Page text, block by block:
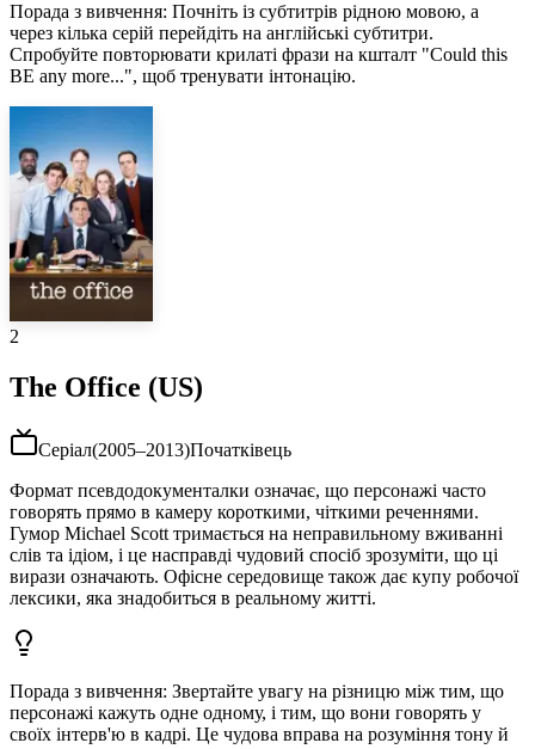
Порада з вивчення: Почніть із субтитрів рідною мовою, а
через кілька серій перейдіть на англійські субтитри.
Спробуйте повторювати крилаті фрази на кшталт "Could this
BE any more...", щоб тренувати інтонацію.
2
The Office (US)
Серіал(2005–2013)Початківець
Формат псевдодокументалки означає, що персонажі часто
говорять прямо в камеру короткими, чіткими реченнями.
Гумор Michael Scott тримається на неправильному вживанні
слів та ідіом, і це насправді чудовий спосіб зрозуміти, що ці
вирази означають. Офісне середовище також дає купу робочої
лексики, яка знадобиться в реальному житті.
Порада з вивчення: Звертайте увагу на різницю між тим, що
персонажі кажуть одне одному, і тим, що вони говорять у
своїх інтерв'ю в кадрі. Це чудова вправа на розуміння тону й